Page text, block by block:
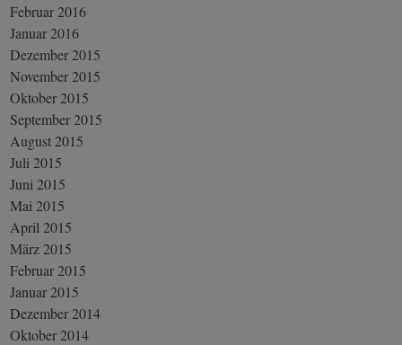
Februar 2016
Januar 2016
Dezember 2015
November 2015
Oktober 2015
September 2015
August 2015
Juli 2015
Juni 2015
Mai 2015
April 2015
März 2015
Februar 2015
Januar 2015
Dezember 2014
Oktober 2014